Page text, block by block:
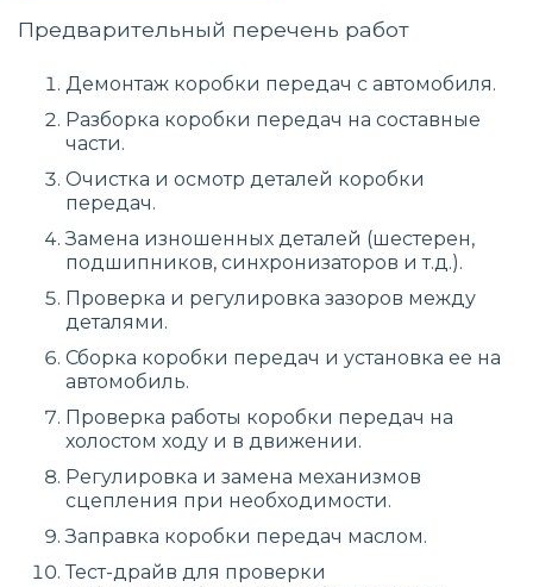
Предварительный перечень работ
Демонтаж коробки передач с автомобиля.
Разборка коробки передач на составные
части.
Очистка и осмотр деталей коробки
передач.
Замена изношенных деталей (шестерен,
подшипников, синхронизаторов и т.д.).
Проверка и регулировка зазоров между
деталями.
Сборка коробки передач и установка ее на
автомобиль.
Проверка работы коробки передач на
холостом ходу и в движении.
Регулировка и замена механизмов
сцепления при необходимости.
Заправка коробки передач маслом.
Тест-драйв для проверки